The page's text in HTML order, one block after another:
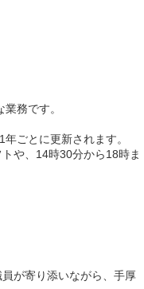
務です。
ごとに更新されます。
や、14時30分から18時ま
が寄り添いながら、手厚